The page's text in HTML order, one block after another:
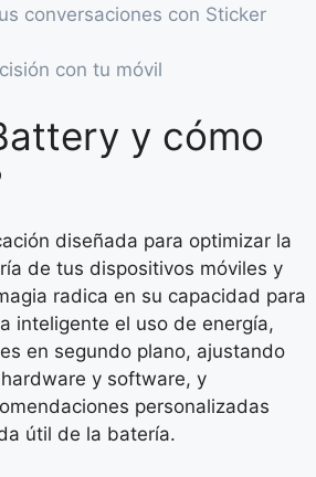
conversaciones con Sticker
con tu móvil
y cómo
diseñada para optimizar la
de tus dispositivos móviles y
radica en su capacidad para
inteligente el uso de energía,
en segundo plano, ajustando
y software, y
personalizadas
útil de la batería.